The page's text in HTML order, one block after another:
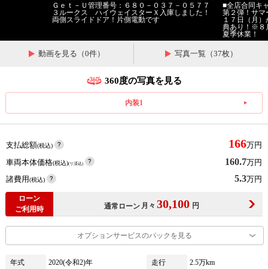
Ｇｅｔ－Ｕ管理番号：６８０－０３７－０５７７
３ルークス ハイウェイスターＸ入庫しました！
両側スライドドア！片側電動です
■全店合同キ
第２弾！サマ
１７日（月
典あり！※８
夏季休業！
動画を見る（0件） 写真一覧（37枚）
360度の写真を見る
内装1
支払総額(税込) 166万円
車両本体価格(税込)(リ済込) 160.7万円
諸費用(税込) 5.3万円
ローン
ご利用時
通常ローン 月々 30,100 円
オプションサービスのパックを見る
年式 2020(令和2)年 走行
2.5万km